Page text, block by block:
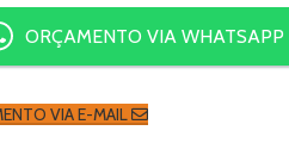
ORÇAMENTO VIA WHATSAPP
VIA E-MAIL